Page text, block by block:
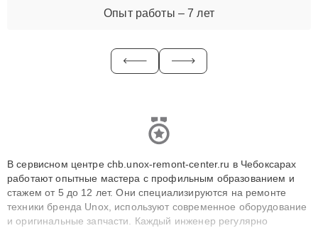
Опыт работы – 7 лет
В сервисном центре chb.unox-remont-center.ru в Чебоксарах
работают опытные мастера с профильным образованием и
стажем от 5 до 12 лет. Они специализируются на ремонте
техники бренда Unox, используют современное оборудование
и оригинальные запчасти. Каждый инженер регулярно